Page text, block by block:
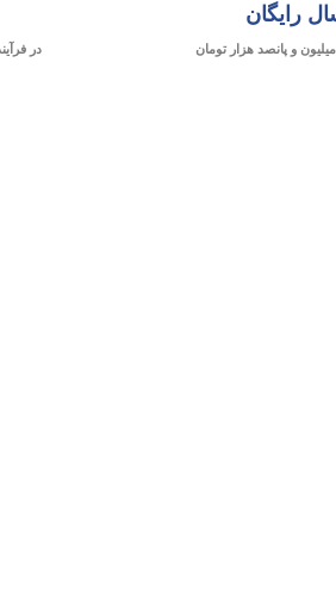
رایگان
و پانصد هزار تومان در